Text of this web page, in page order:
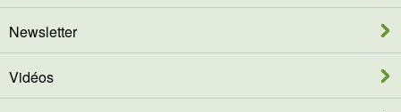
Newsletter
Vidéos